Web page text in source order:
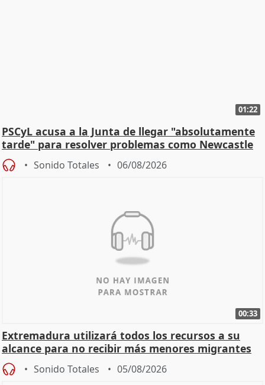
01:22
PSCyL acusa a la Junta de llegar "absolutamente
tarde" para resolver problemas como Newcastle
Sonido Totales 06/08/2026
00:33
Extremadura utilizará todos los recursos a su
alcance para no recibir más menores migrantes
Sonido Totales 05/08/2026